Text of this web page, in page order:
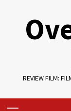
REVIEW FILM: